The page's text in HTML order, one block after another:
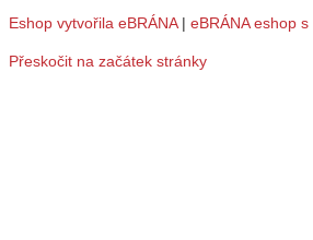
Eshop vytvořila eBRÁNA| eBRÁNA eshop
Přeskočit na začátek stránky